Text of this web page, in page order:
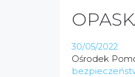
30/05/2022
Ośrodek